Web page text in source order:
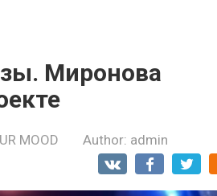
Миронова
MOOD Author: admin